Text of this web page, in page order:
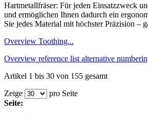
Hartmetallfräser: Für jeden Einsatzzweck
und ermöglichen Ihnen dadurch ein
Sie jedes Material mit höchster Präzision –
Overview Toothing...
Overview reference list alternative
Artikel 1 bis 30 von 155 gesamt
Zeige
pro Seite
Seite: